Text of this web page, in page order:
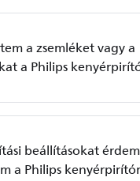
a zsemléket vagy a
a Philips
beállításokat
a Philips